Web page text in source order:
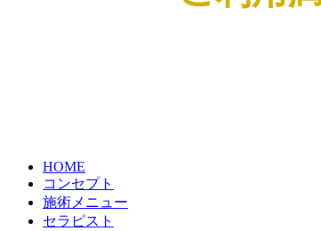
HOME
コンセプト
施術メニュー
セラピスト